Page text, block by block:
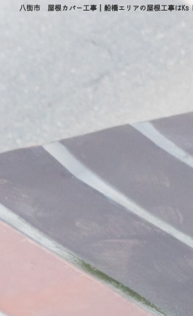
八街市 屋根カバー工事｜船橋エリアの屋根工事はKs